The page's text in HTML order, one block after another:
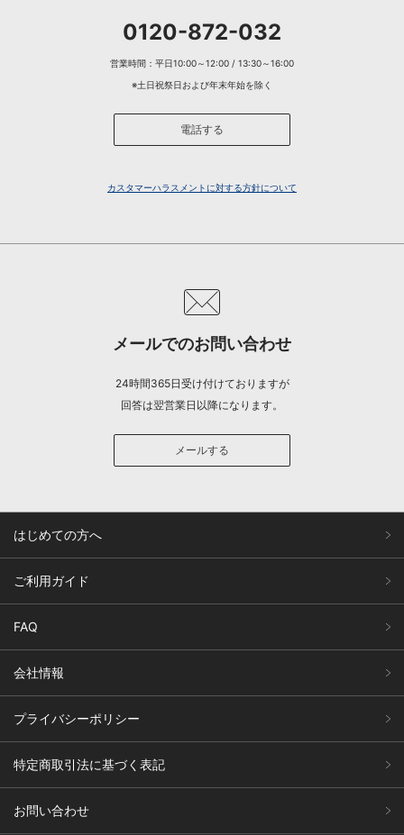
0120-872-032
営業時間：平日10:00～12:00 / 13:30～16:00
※土日祝祭日および年末年始を除く
電話する
カスタマーハラスメントに対する方針について
メールでのお問い合わせ
24時間365日受け付けておりますが
回答は翌営業日以降になります。
メールする
はじめての方へ
ご利用ガイド
FAQ
会社情報
プライバシーポリシー
特定商取引法に基づく表記
お問い合わせ